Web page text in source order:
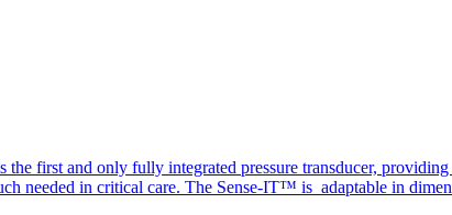
first and only fully integrated pressure transducer,
needed in critical care. The Sense-IT™ is adaptable in